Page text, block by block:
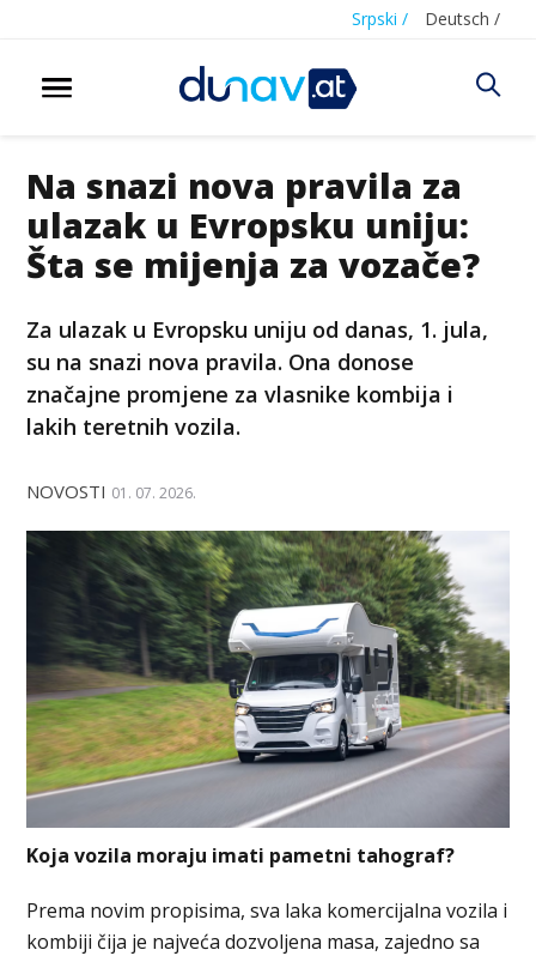
Srpski / Deutsch /
Na snazi nova pravila za
ulazak u Evropsku uniju:
Šta se mijenja za vozače?
Za ulazak u Evropsku uniju od danas, 1. jula,
su na snazi nova pravila. Ona donose
značajne promjene za vlasnike kombija i
lakih teretnih vozila.
NOVOSTI 01. 07. 2026.
Koja vozila moraju imati pametni tahograf?
Prema novim propisima, sva laka komercijalna vozila i
kombiji čija je najveća dozvoljena masa, zajedno sa